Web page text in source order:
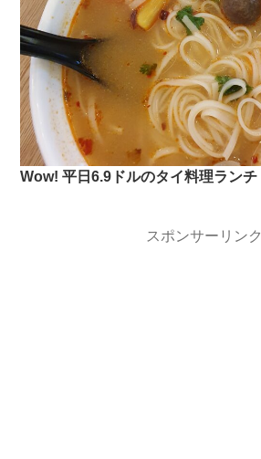
Wow! 平日6.9ドルのタイ料理ランチ
スポンサーリンク